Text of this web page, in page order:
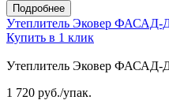
Подробнее
Утеплитель Эковер
Купить в 1 клик
Утеплитель Эковер
1 720 руб./упак.